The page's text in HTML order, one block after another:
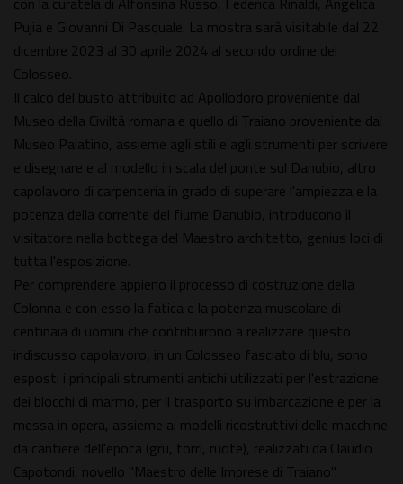
Pujia e Giovanni Di Pasquale. La mostra sarà visitabile dal 22
dicembre 2023 al 30 aprile 2024 al secondo ordine del
Colosseo.
Il calco del busto attribuito ad Apollodoro proveniente dal
Museo della Civiltà romana e quello di Traiano proveniente dal
Museo Palatino, assieme agli stili e agli strumenti per scrivere
e disegnare e al modello in scala del ponte sul Danubio, altro
capolavoro di carpenteria in grado di superare l'ampiezza e la
potenza della corrente del fiume Danubio, introducono il
visitatore nella bottega del Maestro architetto, genius loci di
tutta l'esposizione.
Per comprendere appieno il processo di costruzione della
Colonna e con esso la fatica e la potenza muscolare di
centinaia di uomini che contribuirono a realizzare questo
indiscusso capolavoro, in un Colosseo fasciato di blu, sono
esposti i principali strumenti antichi utilizzati per l'estrazione
dei blocchi di marmo, per il trasporto su imbarcazione e per la
messa in opera, assieme ai modelli ricostruttivi delle macchine
da cantiere dell'epoca (gru, torri, ruote), realizzati da Claudio
Capotondi, novello "Maestro delle Imprese di Traiano".